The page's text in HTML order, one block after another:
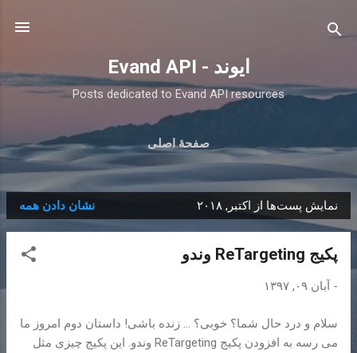
ایوند - Evand API
Posts dedicated to Evand API resources
صفحهٔ اصلی
پ
س
ت‌
نمایش پست‌ها از اکتبر, ۲۰۱۸ نشان دادن همه
پکیج ReTargeting وندو
- آبان ۰۹, ۱۳۹۷
سلام و درد حال شما؟ خوبی؟ … زنده باشی! داستان دوم امروز ما
می رسه به افزودن پکیج ReTargeting وندو. این پکیج چیزی مثل